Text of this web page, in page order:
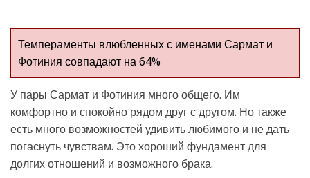
Темпераменты влюбленных с именами Сармат и
Фотиния совпадают на 64%
У пары Сармат и Фотиния много общего. Им
комфортно и спокойно рядом друг с другом. Но также
есть много возможностей удивить любимого и не дать
погаснуть чувствам. Это хороший фундамент для
долгих отношений и возможного брака.